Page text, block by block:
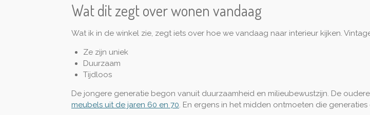
Wat dit zegt over wonen vandaag
Wat ik in de winkel zie, zegt iets over hoe we vandaag naar interieur kijken.
Ze zijn uniek
Duurzaam
Tijdloos
De jongere generatie begon vanuit duurzaamheid en milieubewustzijn. De
meubels uit de jaren 60 en 70. En ergens in het midden ontmoeten die generaties